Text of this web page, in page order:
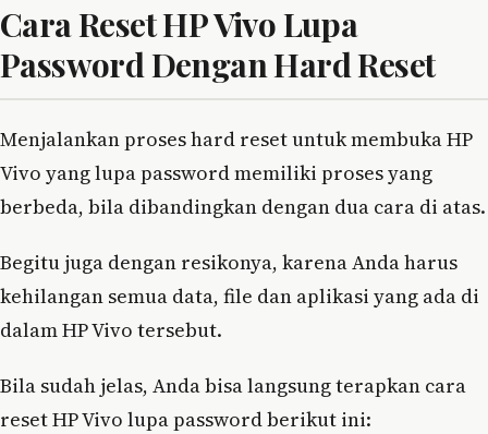
Cara Reset HP Vivo Lupa
Password Dengan Hard Reset
Menjalankan proses hard reset untuk membuka HP
Vivo yang lupa password memiliki proses yang
berbeda, bila dibandingkan dengan dua cara di atas.
Begitu juga dengan resikonya, karena Anda harus
kehilangan semua data, file dan aplikasi yang ada di
dalam HP Vivo tersebut.
Bila sudah jelas, Anda bisa langsung terapkan cara
reset HP Vivo lupa password berikut ini: